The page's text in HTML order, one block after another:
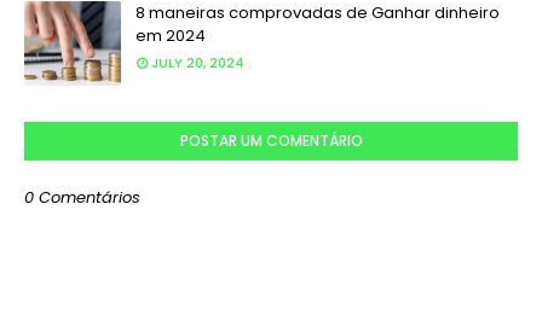
8 maneiras comprovadas de Ganhar dinheiro
em 2024
JULY 20, 2024
POSTAR UM COMENTÁRIO
0 Comentários